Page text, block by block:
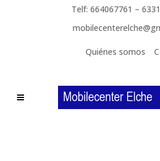
Telf: 664067761 –
Quiénes somos